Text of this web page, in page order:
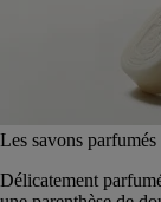
Les savons parfumés
Délicatement